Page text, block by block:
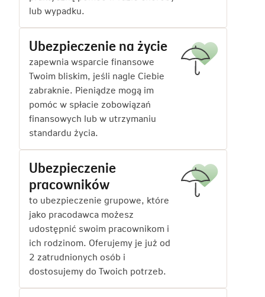
lub wypadku.
Ubezpieczenie na życie
zapewnia wsparcie finansowe
Twoim bliskim, jeśli nagle Ciebie
zabraknie. Pieniądze mogą im
pomóc w spłacie zobowiązań
finansowych lub w utrzymaniu
standardu życia.
Ubezpieczenie
pracowników
to ubezpieczenie grupowe, które
jako pracodawca możesz
udostępnić swoim pracownikom i
ich rodzinom. Oferujemy je już od
2 zatrudnionych osób i
dostosujemy do Twoich potrzeb.